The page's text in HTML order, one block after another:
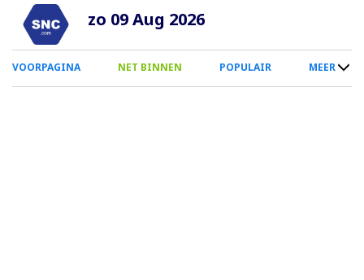
Overslaan
naar
inhoud
zo 09 Aug 2026
0
Smartphone
VOORPAGINA NET BINNEN POPULAIR MEER